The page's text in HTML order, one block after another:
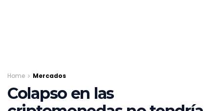
Home Mercados
Colapso en las